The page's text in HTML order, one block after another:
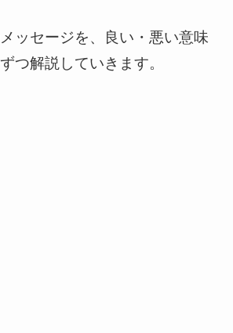
ッセージを、良い・悪い意味
つ解説していきます。